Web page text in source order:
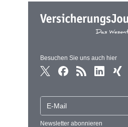
Besuchen Sie uns auch hier
Newsletter abonnieren